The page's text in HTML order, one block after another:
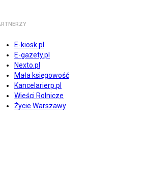
E-kiosk.pl
E-gazety.pl
Nexto.pl
Mała księgowość
Kancelarierp.pl
Wieści Rolnicze
Życie Warszawy